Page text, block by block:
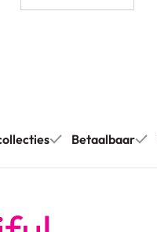
Betaalbaar